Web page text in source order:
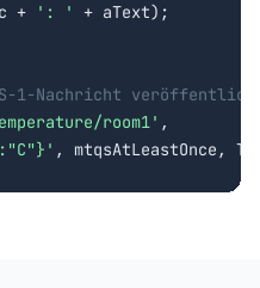
+
': '
1-Nachricht
room1' ,
, mtqsAtLeastOnce,